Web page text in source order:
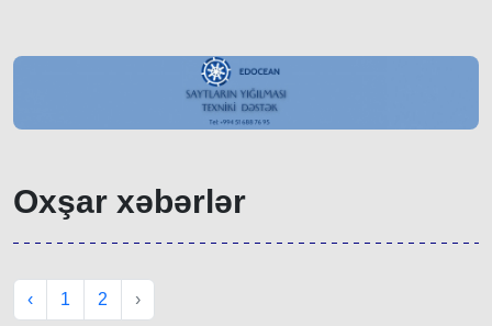
Oxşar xəbərlər
‹ 1 2 ›